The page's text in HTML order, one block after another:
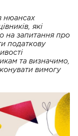
нюансах
які
на запитання про
податкову
та визначимо,
вимогу